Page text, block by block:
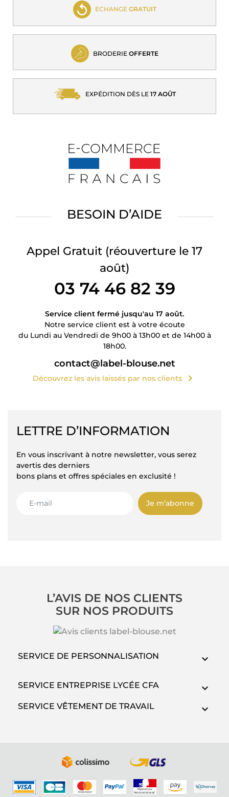
ECHANGE GRATUIT
BRODERIE OFFERTE
EXPÉDITION DÈS LE 17 AOÛT
BESOIN D’AIDE
Appel Gratuit (réouverture le 17
août)
03 74 46 82 39
Service client fermé jusqu'au 17 août.
Notre service client est à votre écoute
du Lundi au Vendredi de 9h00 à 13h00 et de 14h00 à
18h00.
contact@label-blouse.net
Découvrez les avis laissés par nos clients chevron_right
LETTRE D’INFORMATION
En vous inscrivant à notre newsletter, vous serez
avertis des derniers
bons plans et offres spéciales en exclusité !
Je m’abonne
L’AVIS DE NOS CLIENTS
SUR NOS PRODUITS
SERVICE DE PERSONNALISATION
SERVICE ENTREPRISE LYCÉE CFA
SERVICE VÊTEMENT DE TRAVAIL